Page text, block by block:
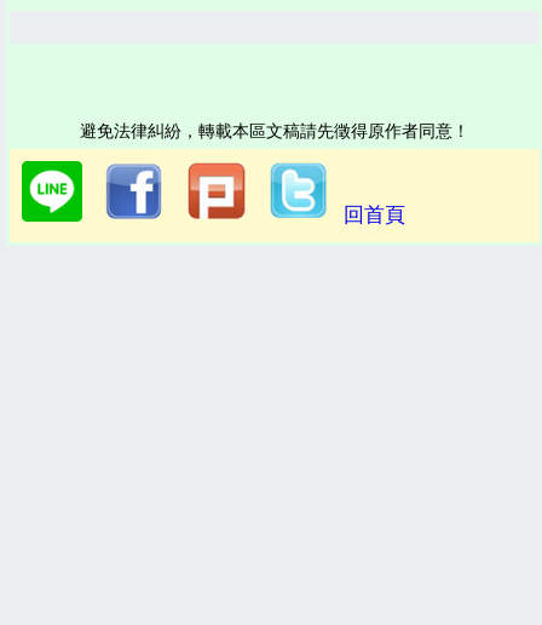
避免法律糾紛，轉載本區文稿請先徵得原作者同意！
回首頁